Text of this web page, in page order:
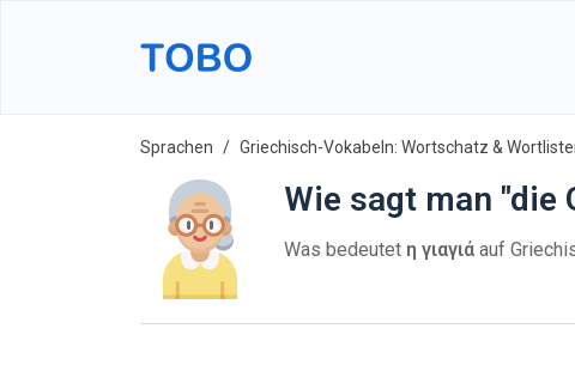
Sprachen Griechisch-Vokabeln: Wortschatz &
Wie sagt man
Was bedeutet η γιαγιά auf